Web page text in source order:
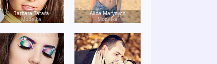
Barbara Tatara
Modelka
Alina Marynych
Modelka